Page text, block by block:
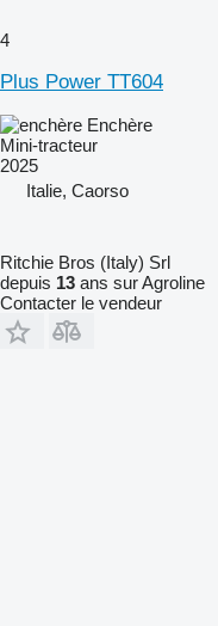
4
Plus Power TT604
Enchère
Mini-tracteur
2025
Italie, Caorso
Ritchie Bros (Italy) Srl
depuis 13 ans sur Agroline
Contacter le vendeur